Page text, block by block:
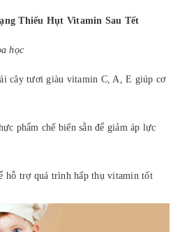
Thiếu Hụt Vitamin Sau Tết
học
cây tươi giàu vitamin C, A, E giúp cơ
phẩm chế biến sẵn để giảm áp lực
hỗ trợ quá trình hấp thụ vitamin tốt